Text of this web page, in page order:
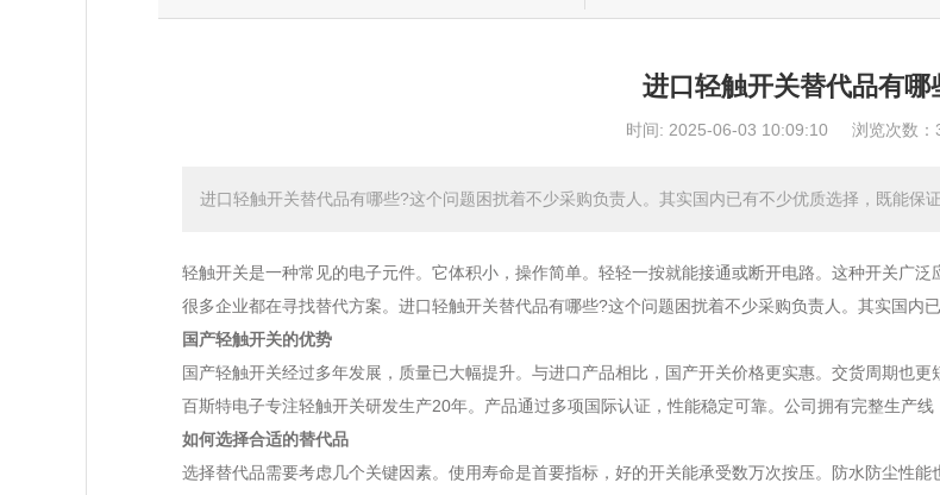
进口轻触开关替代品有哪
时间: 2025-06-03 10:09:10 浏览次数：
进口轻触开关替代品有哪些?这个问题困扰着不少采购负责人。其实国内已有不少优质选择，既能保
轻触开关是一种常见的电子元件。它体积小，操作简单。轻轻一按就能接通或断开电路。这种开关广
很多企业都在寻找替代方案。进口轻触开关替代品有哪些?这个问题困扰着不少采购负责人。其实国内
国产轻触开关的优势
国产轻触开关经过多年发展，质量已大幅提升。与进口产品相比，国产开关价格更实惠。交货周期也
百斯特电子专注轻触开关研发生产20年。产品通过多项国际认证，性能稳定可靠。公司拥有完整生产
如何选择合适的替代品
选择替代品需要考虑几个关键因素。使用寿命是首要指标，好的开关能承受数万次按压。防水防尘性